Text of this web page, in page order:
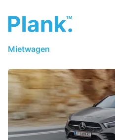
Mietwagen